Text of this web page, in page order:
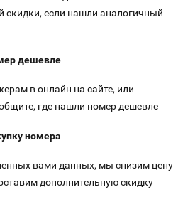
скидки, если нашли аналогичный
дешевле
в онлайн на сайте, или
где нашли номер дешевле
номера
вами данных, мы снизим цену
дополнительную скидку